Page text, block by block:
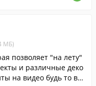
МБ)
позволяет "на лету"
и различные деко
на видео будь то ви